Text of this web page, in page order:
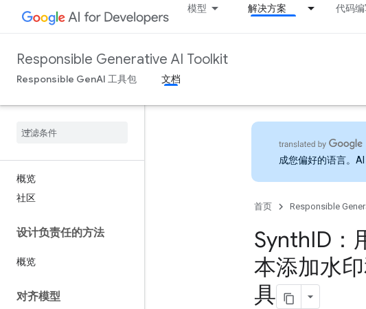
模型 解决方案 代码
Responsible Generative AI Toolkit
Responsible GenAI 工具包 文档
概览
社区
设计负责任的方法
概览
对齐模型
成您偏好的语言。AI
首页 Responsible
SynthID：
本添加水
具